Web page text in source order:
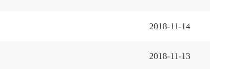
2018-11-14
2018-11-13